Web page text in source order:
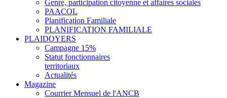
Genre, participation citoyenne et affaires sociales
PAACOL
Planification Familiale
PLANIFICATION FAMILIALE
PLAIDOYERS
Campagne 15%
Statut fonctionnaires
territoriaux
Actualités
Magazine
Courrier Mensuel de l'ANCB